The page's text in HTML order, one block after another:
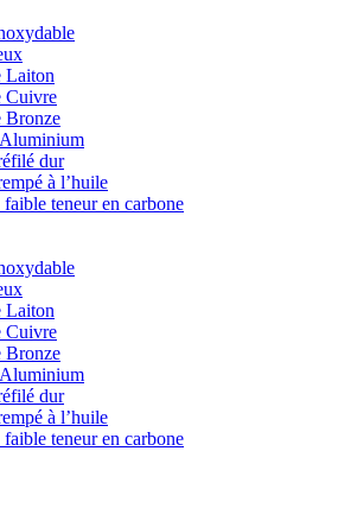
Laiton
Cuivre
Bronze
dur
à l’huile
faible teneur en carbone
Laiton
Cuivre
Bronze
dur
à l’huile
faible teneur en carbone